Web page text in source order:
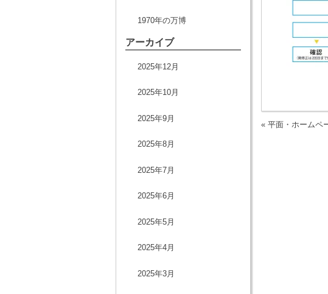
« 平面・ホームペ
1970年の万博
アーカイブ
2025年12月
2025年10月
2025年9月
2025年8月
2025年7月
2025年6月
2025年5月
2025年4月
2025年3月